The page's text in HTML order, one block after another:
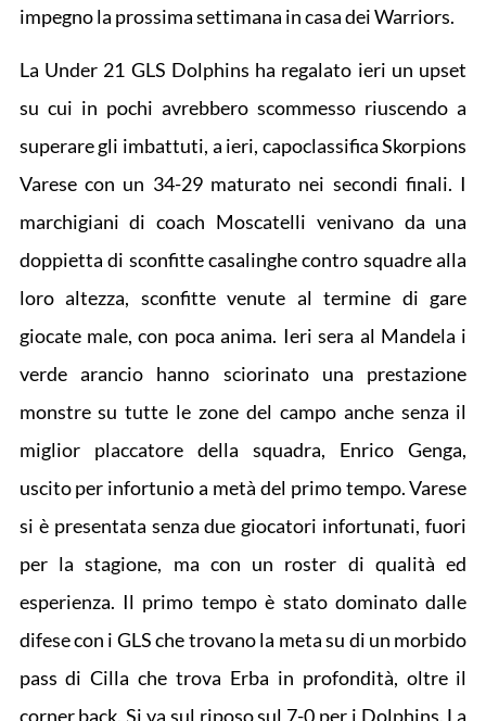
impegno la prossima settimana in casa dei Warriors.
La Under 21 GLS Dolphins ha regalato ieri un upset
su cui in pochi avrebbero scommesso riuscendo a
superare gli imbattuti, a ieri, capoclassifica Skorpions
Varese con un 34-29 maturato nei secondi finali. I
marchigiani di coach Moscatelli venivano da una
doppietta di sconfitte casalinghe contro squadre alla
loro altezza, sconfitte venute al termine di gare
giocate male, con poca anima. Ieri sera al Mandela i
verde arancio hanno sciorinato una prestazione
monstre su tutte le zone del campo anche senza il
miglior placcatore della squadra, Enrico Genga,
uscito per infortunio a metà del primo tempo. Varese
si è presentata senza due giocatori infortunati, fuori
per la stagione, ma con un roster di qualità ed
esperienza. Il primo tempo è stato dominato dalle
difese con i GLS che trovano la meta su di un morbido
pass di Cilla che trova Erba in profondità, oltre il
corner back. Si va sul riposo sul 7-0 per i Dolphins. La